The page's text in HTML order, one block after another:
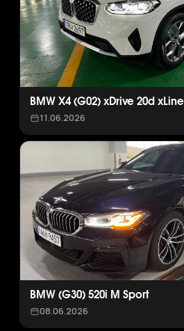
BMW X4 (G02) xDrive 20d xLine
11.06.2026
BMW (G30) 520i M Sport
08.06.2026